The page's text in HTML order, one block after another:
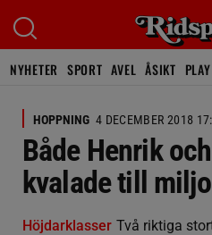
NYHETER SPORT AVEL ÅSIKT PLAY
HOPPNING 4 DECEMBER 2018
Både Henrik
kvalade till
Höjdarklasser Två riktiga